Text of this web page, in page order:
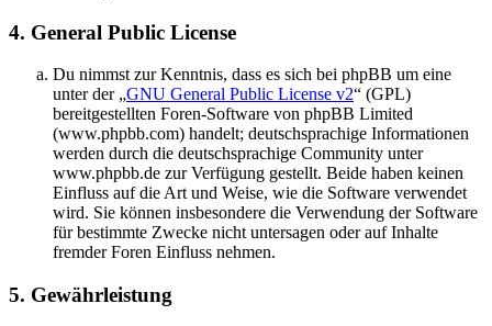
4. General Public License
Du nimmst zur Kenntnis, dass es sich bei phpBB um eine
unter der „GNU General Public License v2“ (GPL)
bereitgestellten Foren-Software von phpBB Limited
(www.phpbb.com) handelt; deutschsprachige Informationen
werden durch die deutschsprachige Community unter
www.phpbb.de zur Verfügung gestellt. Beide haben keinen
Einfluss auf die Art und Weise, wie die Software verwendet
wird. Sie können insbesondere die Verwendung der Software
für bestimmte Zwecke nicht untersagen oder auf Inhalte
fremder Foren Einfluss nehmen.
5. Gewährleistung